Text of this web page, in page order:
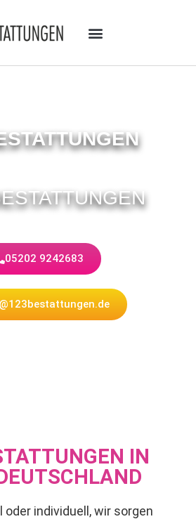
05202 9242683
IN
oder individuell, wir sorgen